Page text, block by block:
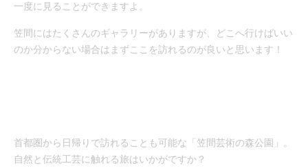
一度に見ることができますよ。
笠間にはたくさんのギャラリーがありますが、どこへ行けばいい
のか分からない場合はまずここを訪れるのが良いと思います！
首都圏から日帰りで訪れることも可能な「笠間芸術の森公園」。
自然と伝統工芸に触れる旅はいかがですか？